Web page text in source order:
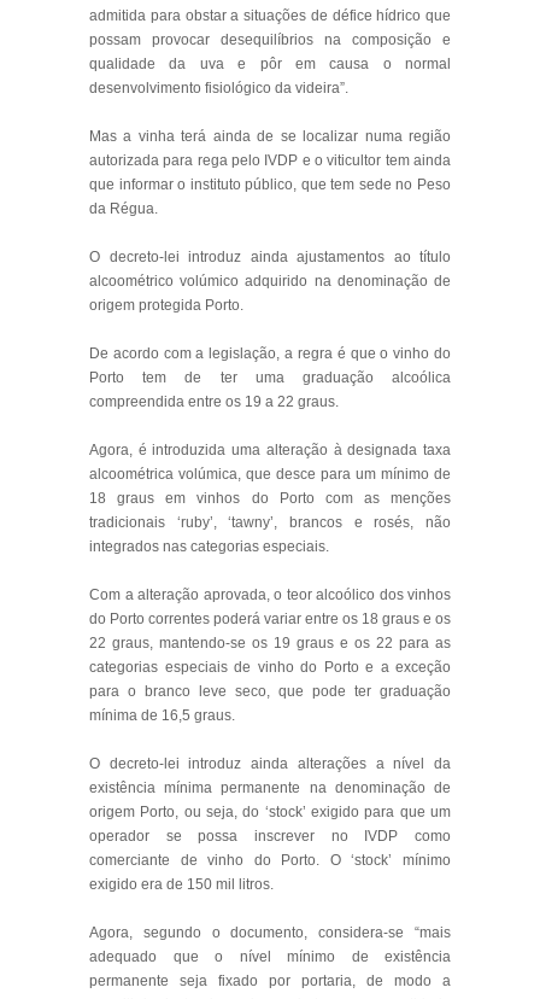
admitida para obstar a situações de défice hídrico que
possam provocar desequilíbrios na composição e
qualidade da uva e pôr em causa o normal
desenvolvimento fisiológico da videira”.
Mas a vinha terá ainda de se localizar numa região
autorizada para rega pelo IVDP e o viticultor tem ainda
que informar o instituto público, que tem sede no Peso
da Régua.
O decreto-lei introduz ainda ajustamentos ao título
alcoométrico volúmico adquirido na denominação de
origem protegida Porto.
De acordo com a legislação, a regra é que o vinho do
Porto tem de ter uma graduação alcoólica
compreendida entre os 19 a 22 graus.
Agora, é introduzida uma alteração à designada taxa
alcoométrica volúmica, que desce para um mínimo de
18 graus em vinhos do Porto com as menções
tradicionais ‘ruby’, ‘tawny’, brancos e rosés, não
integrados nas categorias especiais.
Com a alteração aprovada, o teor alcoólico dos vinhos
do Porto correntes poderá variar entre os 18 graus e os
22 graus, mantendo-se os 19 graus e os 22 para as
categorias especiais de vinho do Porto e a exceção
para o branco leve seco, que pode ter graduação
mínima de 16,5 graus.
O decreto-lei introduz ainda alterações a nível da
existência mínima permanente na denominação de
origem Porto, ou seja, do ‘stock’ exigido para que um
operador se possa inscrever no IVDP como
comerciante de vinho do Porto. O ‘stock’ mínimo
exigido era de 150 mil litros.
Agora, segundo o documento, considera-se “mais
adequado que o nível mínimo de existência
permanente seja fixado por portaria, de modo a